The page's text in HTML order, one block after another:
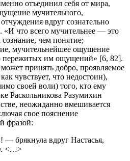
отъединил себя от мира,
мучительного,
вдруг сознательно
«И что всего мучительнее — это
чем понятие;
мучительнейшее ощущение
пережитых им ощущений» [6, 82].
принять добро, проявляемое
чувствует, что недостоин),
своей воли) того, кто ему
Раскольникова Разумихин
неожиданно вмешивается
свое пояснение
фразой:
— брякнула вдруг Настасья,
<…>